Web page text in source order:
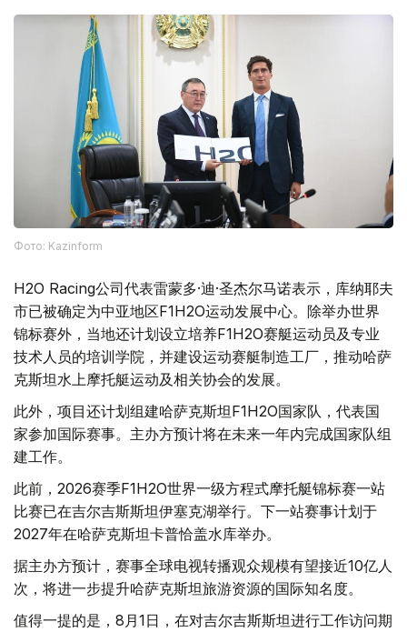
Фото: Kazinform
H2O Racing公司代表雷蒙多·迪·圣杰尔马诺表示，库纳耶夫
市已被确定为中亚地区F1H2O运动发展中心。除举办世界
锦标赛外，当地还计划设立培养F1H2O赛艇运动员及专业
技术人员的培训学院，并建设运动赛艇制造工厂，推动哈萨
克斯坦水上摩托艇运动及相关协会的发展。
此外，项目还计划组建哈萨克斯坦F1H2O国家队，代表国
家参加国际赛事。主办方预计将在未来一年内完成国家队组
建工作。
此前，2026赛季F1H2O世界一级方程式摩托艇锦标赛一站
比赛已在吉尔吉斯斯坦伊塞克湖举行。下一站赛事计划于
2027年在哈萨克斯坦卡普恰盖水库举办。
据主办方预计，赛事全球电视转播观众规模有望接近10亿人
次，将进一步提升哈萨克斯坦旅游资源的国际知名度。
值得一提的是，8月1日，在对吉尔吉斯斯坦进行工作访问期